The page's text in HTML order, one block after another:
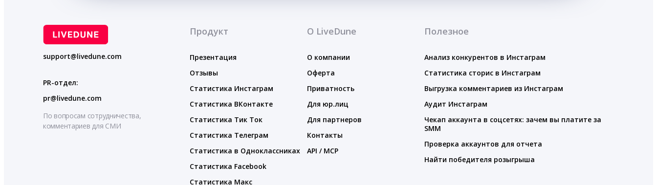
support@livedune.com
PR-отдел:
pr@livedune.com
По вопросам сотрудничества,
комментариев для СМИ
Продукт
Презентация
Отзывы
Статистика Инстаграм
Статистика ВКонтакте
Статистика Тик Ток
Статистика Телеграм
Статистика в Одноклассниках
Статистика Facebook
Статистика Макс
О LiveDune
О компании
Оферта
Приватность
Для юр.лиц
Для партнеров
Контакты
API / MCP
Полезное
Анализ конкурентов в Инстаграм
Статистика сторис в Инстаграм
Выгрузка комментариев из Инстаграм
Аудит Инстаграм
Чекап аккаунта в соцсетях: зачем вы платите за
SMM
Проверка аккаунтов для отчета
Найти победителя розыгрыша